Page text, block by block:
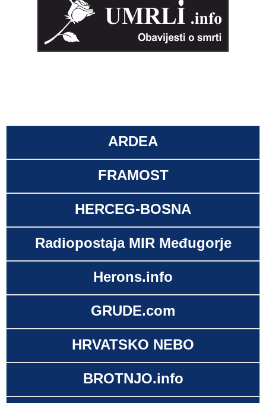
ARDEA
FRAMOST
HERCEG-BOSNA
Radiopostaja MIR Međugorje
Herons.info
GRUDE.com
HRVATSKO NEBO
BROTNJO.info